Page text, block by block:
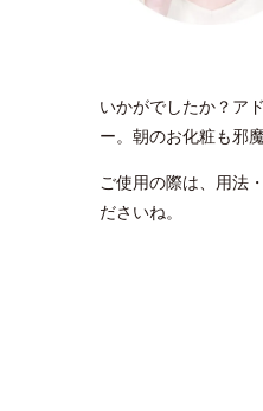
いかがでしたか？ア
ー。朝のお化粧も邪
ご使用の際は、用法
ださいね。